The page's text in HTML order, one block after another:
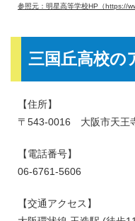
参照元：明星高等学校HP（https://
三国丘高校の
【住所】
〒543-0016 大阪市天王
【電話番号】
06-6761-5606
【交通アクセス】